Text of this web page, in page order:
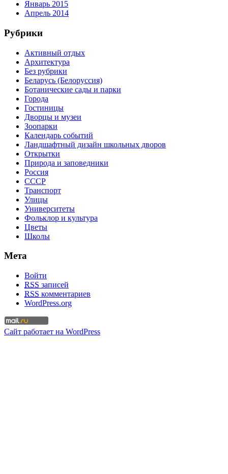
Январь 2015
Апрель 2014
Рубрики
Активный отдых
Архитектура
Без рубрики
Беларусь (Белоруссия)
Ботанические сады и парки
Города
Гостиницы
Дворцы и музеи
Зоопарки
Календарь событий
Ландшафтный дизайн школьных дворов
Открытки
Природа и заповедники
Россия
СССР
Транспорт
Улицы
Университеты
Фольклор и культура
Цветы
Школы
Мета
Войти
RSS записей
RSS комментариев
WordPress.org
Сайт работает на WordPress